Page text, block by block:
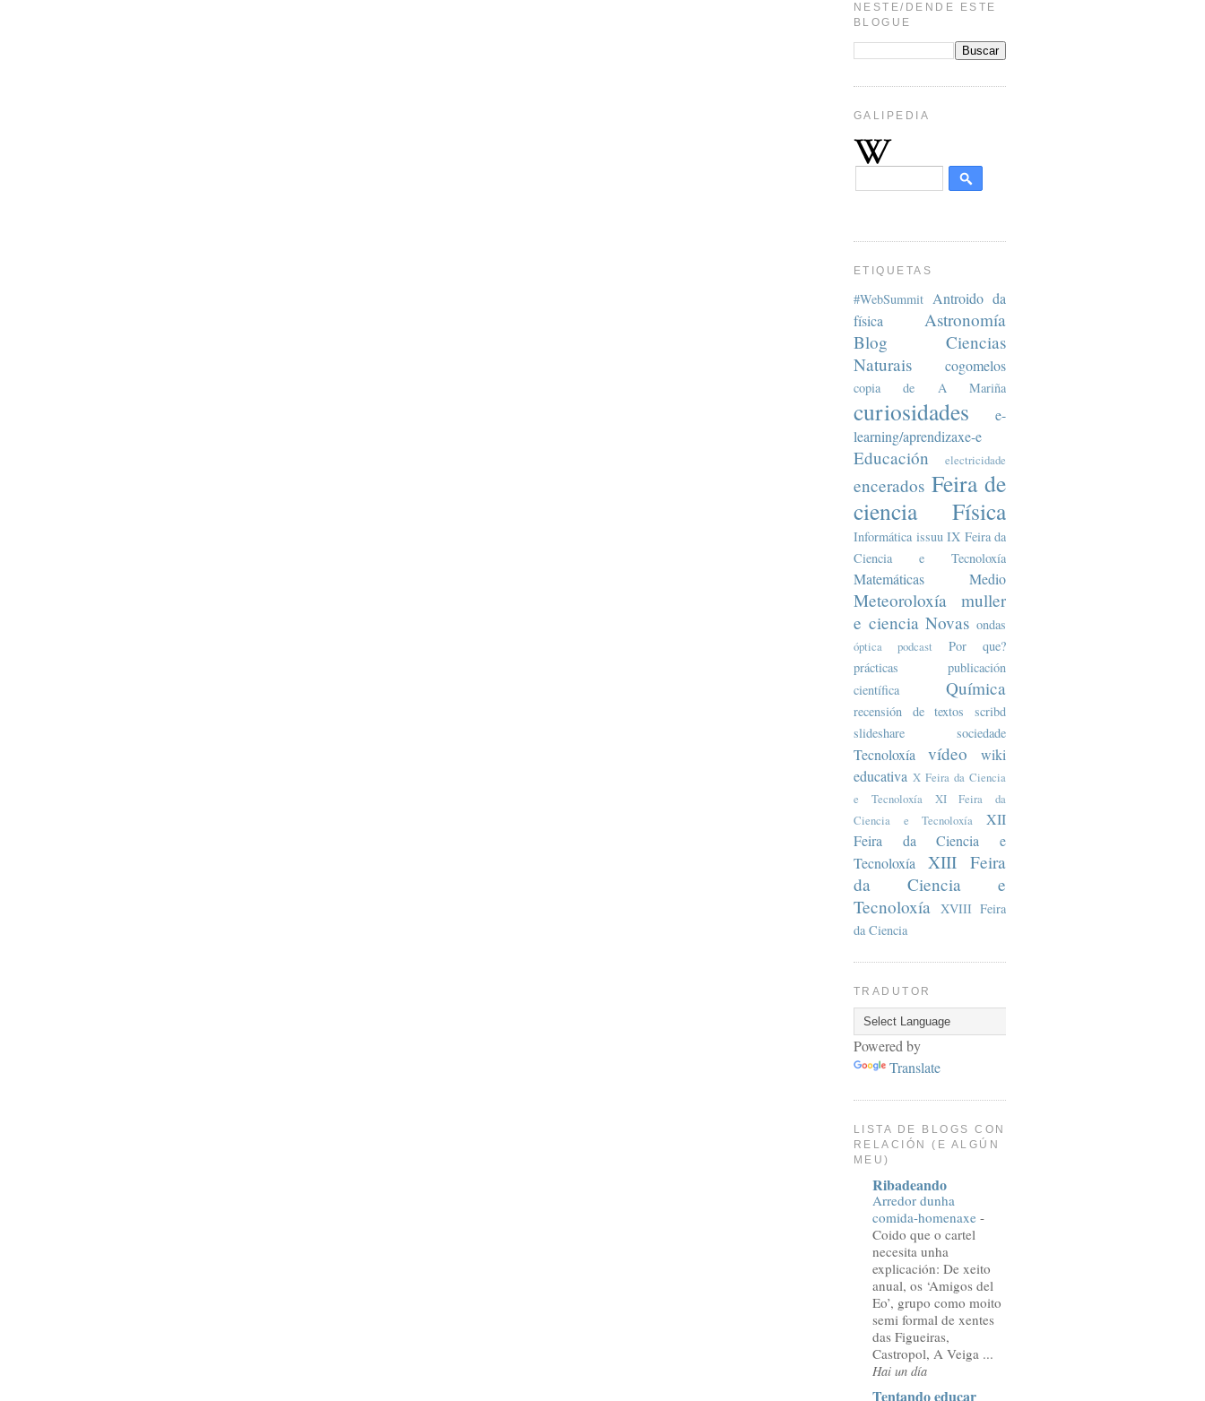
NESTE/DENDE ESTE
BLOGUE
GALIPEDIA
ETIQUETAS
#WebSummit Antroido da
física
Astronomía
Blog
Ciencias
Naturais
cogomelos
copia de A Mariña
curiosidades
e-
learning/aprendizaxe-e
Educación electricidade
encerados Feira de
ciencia
Física
Informática issuu IX Feira da
Ciencia e Tecnoloxía
Matemáticas Medio
Meteoroloxía
muller
e ciencia Novas ondas
óptica podcast
Por que?
prácticas
publicación
científica
Química
recensión de textos
scribd
slideshare
sociedade
Tecnoloxía vídeo
wiki
educativa X Feira da Ciencia
e Tecnoloxía
XI Feira da
Ciencia e Tecnoloxía
XII
Feira da Ciencia e
Tecnoloxía
XIII Feira
da Ciencia e
Tecnoloxía XVIII Feira
da Ciencia
TRADUTOR
Powered by
Translate
LISTA DE BLOGS CON
RELACIÓN (E ALGÚN
MEU)
Ribadeando
Arredor dunha
comida-homenaxe -
Coido que o cartel
necesita unha
explicación: De xeito
anual, os ‘Amigos del
Eo’, grupo como moito
semi formal de xentes
das Figueiras,
Castropol, A Veiga ...
Hai un día
Tentando educar